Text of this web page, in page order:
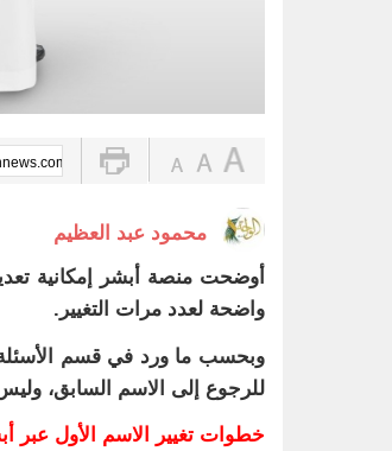
?p=102594
محمود عبد العظيم
أوضحت منصة
أبشر
واضحة لعدد مرات التغيير.
وبحسب ما ورد في قسم الأسئلة
للرجوع إلى الاسم السابق،
خطوات تغيير الاسم الأول عبر